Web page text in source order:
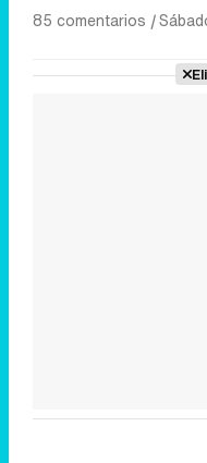
85 comentarios |